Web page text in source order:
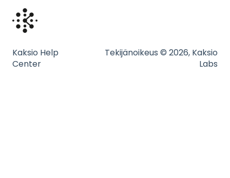
Kaksio Help
Center
Tekijänoikeus © 2026, Kaksio
Labs